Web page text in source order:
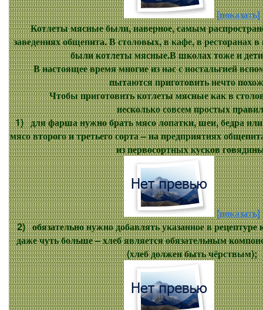
[показать]
Котлеты мясныебыли, наверное, самым
заведениях общепита. В столовых, в кафе, в ресторанах
были котлеты мясные.В школах тоже и
В настоящее время многие из нас с ностальгией
пытаются приготовить нечто
Чтобы приготовить котлеты мясные как в
несколько совсем простых
1) для фарша нужно брать мясо лопатки, шеи, бедра или
мясо второго и третьего сорта – на предприятиях
из первосортных кусков
[показать]
2) обязательно нужно добавлять указанное в рецептуре
даже чуть больше – хлеб является обязательным
(хлеб должен быть чёрствым);